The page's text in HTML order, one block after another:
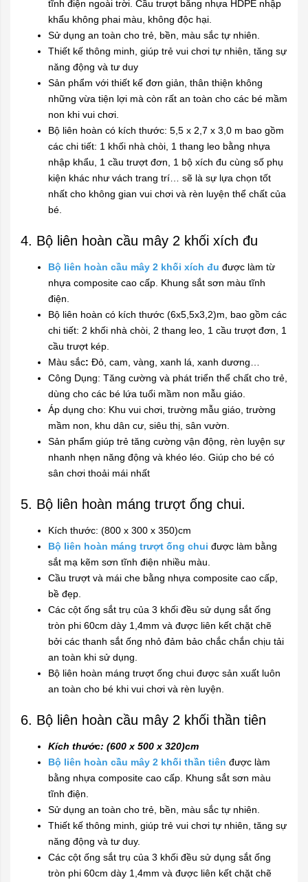
tĩnh điện ngoài trời. Cầu trượt bằng nhựa HDPE nhập
khẩu không phai màu, không độc hại.
Sử dụng an toàn cho trẻ, bền, màu sắc tự nhiên.
Thiết kế thông minh, giúp trẻ vui chơi tự nhiên, tăng sự
năng động và tư duy
Sản phẩm với thiết kế đơn giản, thân thiện không
những vừa tiện lợi mà còn rất an toàn cho các bé mầm
non khi vui chơi.
Bộ liên hoàn có kích thước: 5,5 x 2,7 x 3,0 m bao gồm
các chi tiết: 1 khối nhà chòi, 1 thang leo bằng nhựa
nhập khẩu, 1 cầu trượt đơn, 1 bộ xích đu cùng số phụ
kiện khác như vách trang trí… sẽ là sự lựa chọn tốt
nhất cho không gian vui chơi và rèn luyện thể chất của
bé.
4. Bộ liên hoàn cầu mây 2 khối xích đu
Bộ liên hoàn cầu mây 2 khối xích đu được làm từ
nhựa composite cao cấp. Khung sắt sơn màu tĩnh
điện.
Bộ liên hoàn có kích thước (6x5,5x3,2)m, bao gồm các
chi tiết: 2 khối nhà chòi, 2 thang leo, 1 cầu trượt đơn, 1
cầu trượt kép.
Màu sắc: Đỏ, cam, vàng, xanh lá, xanh dương…
Công Dụng: Tăng cường và phát triển thể chất cho trẻ,
dùng cho các bé lứa tuổi mầm non mẫu giáo.
Áp dụng cho: Khu vui chơi, trường mẫu giáo, trường
mầm non, khu dân cư, siêu thị, sân vườn.
Sản phẩm giúp trẻ tăng cường vận động, rèn luyện sự
nhanh nhẹn năng động và khéo léo. Giúp cho bé có
sân chơi thoải mái nhất
5. Bộ liên hoàn máng trượt ống chui.
Kích thước: (800 x 300 x 350)cm
Bộ liên hoàn máng trượt ống chui được làm bằng
sắt mạ kẽm sơn tĩnh điện nhiều màu.
Cầu trượt và mái che bằng nhựa composite cao cấp,
bề đẹp.
Các cột ống sắt trụ của 3 khối đều sử dụng sắt ống
tròn phi 60cm dày 1,4mm và được liên kết chặt chẽ
bởi các thanh sắt ống nhỏ đảm bảo chắc chắn chịu tải
an toàn khi sử dụng.
Bộ liên hoàn máng trượt ống chui được sản xuất luôn
an toàn cho bé khi vui chơi và rèn luyện.
6. Bộ liên hoàn cầu mây 2 khối thần tiên
Kích thước: (600 x 500 x 320)cm
Bộ liên hoàn cầu mây 2 khối thần tiên được làm
bằng nhựa composite cao cấp. Khung sắt sơn màu
tĩnh điện.
Sử dụng an toàn cho trẻ, bền, màu sắc tự nhiên.
Thiết kế thông minh, giúp trẻ vui chơi tự nhiên, tăng sự
năng động và tư duy.
Các cột ống sắt trụ của 3 khối đều sử dụng sắt ống
tròn phi 60cm dày 1,4mm và được liên kết chặt chẽ